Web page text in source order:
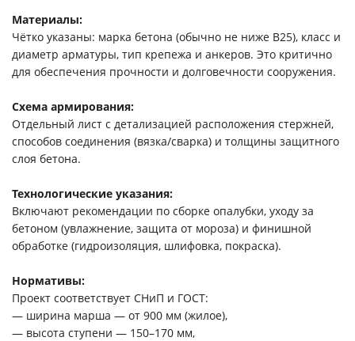
Материалы:
Чётко указаны: марка бетона (обычно не ниже В25), класс и
диаметр арматуры, тип крепежа и анкеров. Это критично
для обеспечения прочности и долговечности сооружения.
Схема армирования:
Отдельный лист с детализацией расположения стержней,
способов соединения (вязка/сварка) и толщины защитного
слоя бетона.
Технологические указания:
Включают рекомендации по сборке опалубки, уходу за
бетоном (увлажнение, защита от мороза) и финишной
обработке (гидроизоляция, шлифовка, покраска).
Нормативы:
Проект соответствует СНиП и ГОСТ:
— ширина марша — от 900 мм (жилое),
— высота ступени — 150–170 мм,